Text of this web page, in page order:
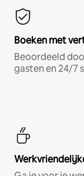
Boeken met
Beoordeeld
gasten en 24/7